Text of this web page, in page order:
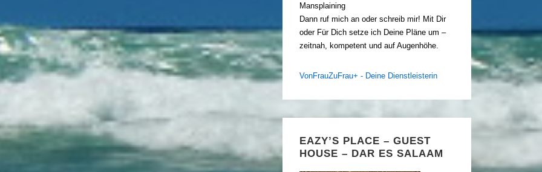
Mansplaining
Dann ruf mich an oder schreib mir! Mit Dir
oder Für Dich setze ich Deine Pläne um –
zeitnah, kompetent und auf Augenhöhe.
VonFrauZuFrau+ - Deine Dienstleisterin
EAZY’S PLACE – GUEST
HOUSE – DAR ES SALAAM